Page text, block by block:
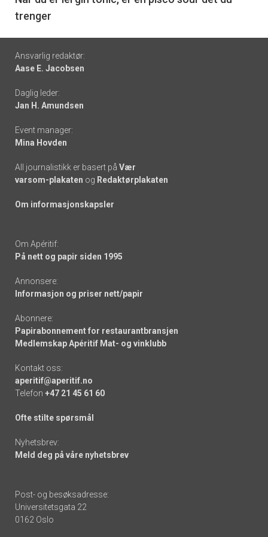
trenger
Footer
-
links
Ansvarlig redaktør:
Aase E. Jacobsen
Daglig leder:
Jan H. Amundsen
Event manager:
Mina Hovden
All journalistikk er basert på Vær
varsom-plakaten og Redaktørplakaten
Om informasjonskapsler
Om Apéritif:
På nett og papir siden 1995
Annonsere:
Informasjon og priser nett/papir
Abonnere:
Papirabonnement for restaurantbransjen
Medlemskap Apéritif Mat- og vinklubb
Kontakt oss:
aperitif@aperitif.no
Telefon +47 21 45 61 60
Ofte stilte spørsmål
Nyhetsbrev:
Meld deg på våre nyhetsbrev
Post- og besøksadresse:
Universitetsgata 22
0162 Oslo